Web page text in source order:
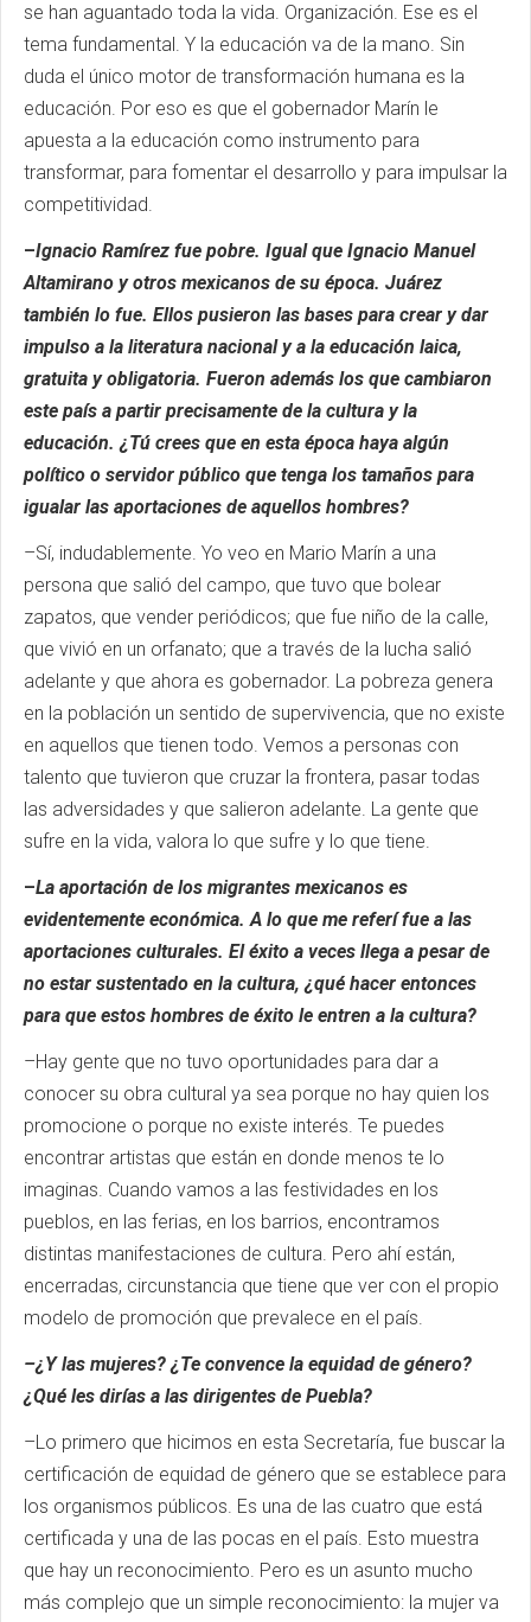
se han aguantado toda la vida. Organización. Ese es el
tema fundamental. Y la educación va de la mano. Sin
duda el único motor de transformación humana es la
educación. Por eso es que el gobernador Marín le
apuesta a la educación como instrumento para
transformar, para fomentar el desarrollo y para impulsar la
competitividad.
–Ignacio Ramírez fue pobre. Igual que Ignacio Manuel
Altamirano y otros mexicanos de su época. Juárez
también lo fue. Ellos pusieron las bases para crear y dar
impulso a la literatura nacional y a la educación laica,
gratuita y obligatoria. Fueron además los que cambiaron
este país a partir precisamente de la cultura y la
educación. ¿Tú crees que en esta época haya algún
político o servidor público que tenga los tamaños para
igualar las aportaciones de aquellos hombres?
–Sí, indudablemente. Yo veo en Mario Marín a una
persona que salió del campo, que tuvo que bolear
zapatos, que vender periódicos; que fue niño de la calle,
que vivió en un orfanato; que a través de la lucha salió
adelante y que ahora es gobernador. La pobreza genera
en la población un sentido de supervivencia, que no existe
en aquellos que tienen todo. Vemos a personas con
talento que tuvieron que cruzar la frontera, pasar todas
las adversidades y que salieron adelante. La gente que
sufre en la vida, valora lo que sufre y lo que tiene.
–La aportación de los migrantes mexicanos es
evidentemente económica. A lo que me referí fue a las
aportaciones culturales. El éxito a veces llega a pesar de
no estar sustentado en la cultura, ¿qué hacer entonces
para que estos hombres de éxito le entren a la cultura?
–Hay gente que no tuvo oportunidades para dar a
conocer su obra cultural ya sea porque no hay quien los
promocione o porque no existe interés. Te puedes
encontrar artistas que están en donde menos te lo
imaginas. Cuando vamos a las festividades en los
pueblos, en las ferias, en los barrios, encontramos
distintas manifestaciones de cultura. Pero ahí están,
encerradas, circunstancia que tiene que ver con el propio
modelo de promoción que prevalece en el país.
–¿Y las mujeres? ¿Te convence la equidad de género?
¿Qué les dirías a las dirigentes de Puebla?
–Lo primero que hicimos en esta Secretaría, fue buscar la
certificación de equidad de género que se establece para
los organismos públicos. Es una de las cuatro que está
certificada y una de las pocas en el país. Esto muestra
que hay un reconocimiento. Pero es un asunto mucho
más complejo que un simple reconocimiento: la mujer va